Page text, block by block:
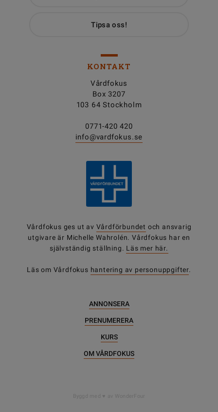
Tipsa oss!
KONTAKT
Vårdfokus
Box 3207
103 64 Stockholm
0771-420 420
info@vardfokus.se
Vårdfokus ges ut av Vårdförbundet och ansvarig
utgivare är Michelle Wahrolén. Vårdfokus har en
självständig ställning. Läs mer här.
Läs om Vårdfokus hantering av personuppgifter.
ANNONSERA
PRENUMERERA
KURS
OM VÅRDFOKUS
Byggd med av WonderFour